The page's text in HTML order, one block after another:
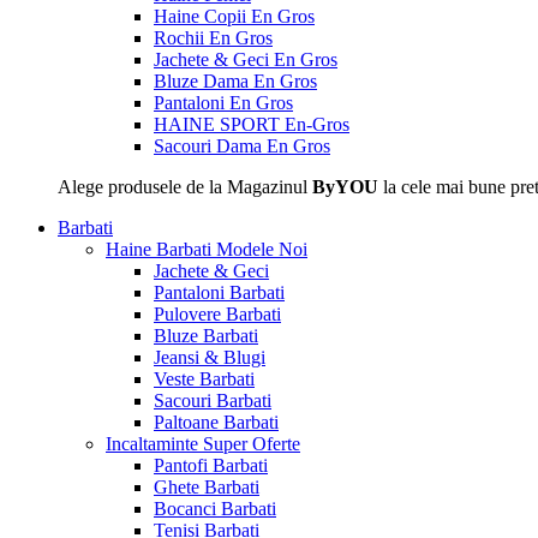
Haine Copii En Gros
Rochii En Gros
Jachete & Geci En Gros
Bluze Dama En Gros
Pantaloni En Gros
HAINE SPORT En-Gros
Sacouri Dama En Gros
Alege produsele de la Magazinul ByYOU la cele mai bune
Barbati
Haine Barbati Modele Noi
Jachete & Geci
Pantaloni Barbati
Pulovere Barbati
Bluze Barbati
Jeansi & Blugi
Veste Barbati
Sacouri Barbati
Paltoane Barbati
Incaltaminte Super Oferte
Pantofi Barbati
Ghete Barbati
Bocanci Barbati
Tenisi Barbati